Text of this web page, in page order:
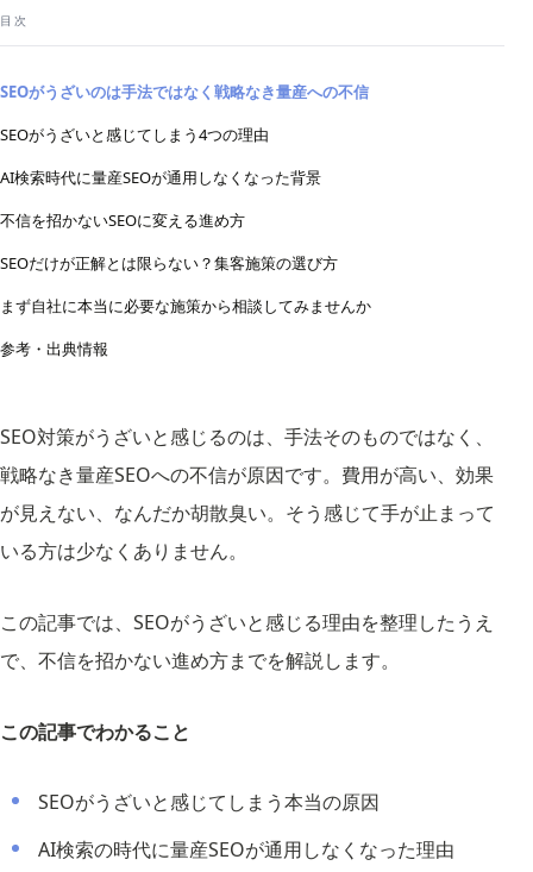
目次
SEOがうざいのは手法ではなく戦略なき量産への不信
SEOがうざいと感じてしまう4つの理由
AI検索時代に量産SEOが通用しなくなった背景
不信を招かないSEOに変える進め方
SEOだけが正解とは限らない？集客施策の選び方
まず自社に本当に必要な施策から相談してみませんか
参考・出典情報
SEO対策がうざいと感じるのは、手法そのものではなく、
戦略なき量産SEOへの不信が原因です。費用が高い、効果
が見えない、なんだか胡散臭い。そう感じて手が止まって
いる方は少なくありません。
この記事では、SEOがうざいと感じる理由を整理したうえ
で、不信を招かない進め方までを解説します。
この記事でわかること
SEOがうざいと感じてしまう本当の原因
AI検索の時代に量産SEOが通用しなくなった理由